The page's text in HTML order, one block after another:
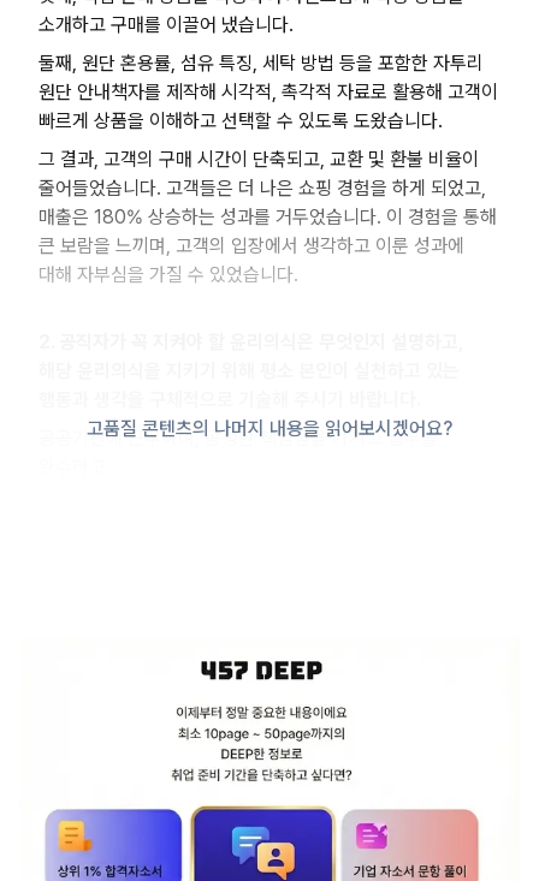
소개하고 구매를 이끌어 냈습니다.
둘째, 원단 혼용률, 섬유 특징, 세탁 방법 등을 포함한 자투리
원단 안내책자를 제작해 시각적, 촉각적 자료로 활용해 고객이
빠르게 상품을 이해하고 선택할 수 있도록 도왔습니다.
그 결과, 고객의 구매 시간이 단축되고, 교환 및 환불 비율이
줄어들었습니다. 고객들은 더 나은 쇼핑 경험을 하게 되었고,
매출은 180% 상승하는 성과를 거두었습니다. 이 경험을 통해
큰 보람을 느끼며, 고객의 입장에서 생각하고 이룬 성과에
대해 자부심을 가질 수 있었습니다.
공공기관에 근무하며, 공정한 책임감을 가지고 업무를
고품질 콘텐츠의 나머지 내용을 읽어보시겠어요?